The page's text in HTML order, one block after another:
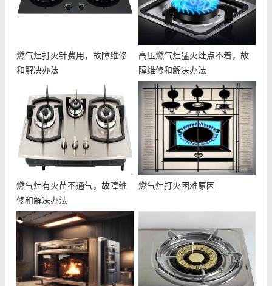
燃气灶打火针费用，故障维修
和解决办法
高压燃气灶猛火灶点不着，故
障维修和解决办法
燃气灶有火苗不通气，故障维
修和解决办法
燃气灶打火困难原因